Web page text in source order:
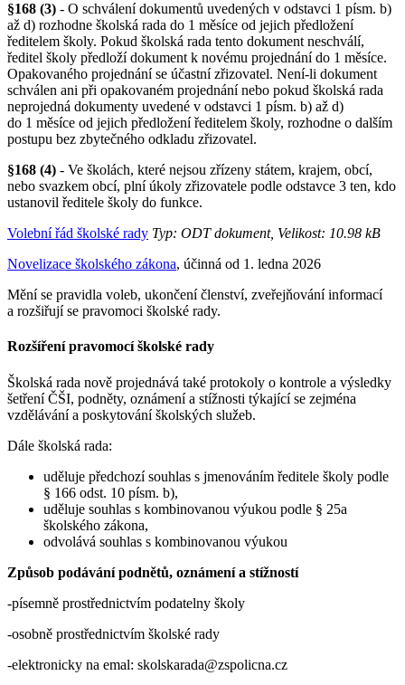
§168 (3) - O schválení dokumentů uvedených v odstavci 1 písm. b)
až d) rozhodne školská rada do 1 měsíce od jejich předložení
ředitelem školy. Pokud školská rada tento dokument neschválí,
ředitel školy předloží dokument k novému projednání do 1 měsíce.
Opakovaného projednání se účastní zřizovatel. Není-li dokument
schválen ani při opakovaném projednání nebo pokud školská rada
neprojedná dokumenty uvedené v odstavci 1 písm. b) až d)
do 1 měsíce od jejich předložení ředitelem školy, rozhodne o dalším
postupu bez zbytečného odkladu zřizovatel.
§168 (4) - Ve školách, které nejsou zřízeny státem, krajem, obcí,
nebo svazkem obcí, plní úkoly zřizovatele podle odstavce 3 ten, kdo
ustanovil ředitele školy do funkce.
Volební řád školské rady Typ: ODT dokument, Velikost: 10.98 kB
Novelizace školského zákona, účinná od 1. ledna 2026
Mění se pravidla voleb, ukončení členství, zveřejňování informací
a rozšiřují se pravomoci školské rady.
Rozšíření pravomocí školské rady
Školská rada nově projednává také protokoly o kontrole a výsledky
šetření ČŠI, podněty, oznámení a stížnosti týkající se zejména
vzdělávání a poskytování školských služeb.
Dále školská rada:
uděluje předchozí souhlas s jmenováním ředitele školy podle
§ 166 odst. 10 písm. b),
uděluje souhlas s kombinovanou výukou podle § 25a
školského zákona,
odvolává souhlas s kombinovanou výukou
Způsob podávání podnětů, oznámení a stížností
-písemně prostřednictvím podatelny školy
-osobně prostřednictvím školské rady
-elektronicky na emal: skolskarada@zspolicna.cz